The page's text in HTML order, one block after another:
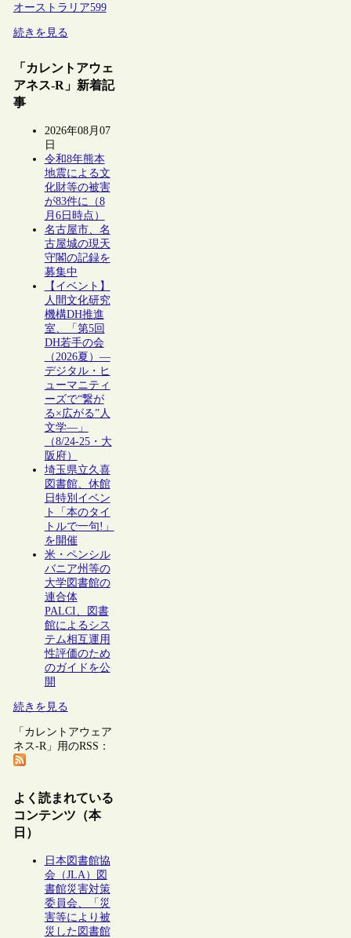
オーストラリア599
続きを見る
「カレントアウェ
アネス-R」新着記
事
2026年08月07
日
令和8年熊本
地震による文
化財等の被害
が83件に（8
月6日時点）
名古屋市、名
古屋城の現天
守閣の記録を
募集中
【イベント】
人間文化研究
機構DH推進
室、「第5回
DH若手の会
（2026夏）―
デジタル・ヒ
ューマニティ
ーズで“繋が
る×広がる”人
文学―」
（8/24-25・大
阪府）
埼玉県立久喜
図書館、休館
日特別イベン
ト「本のタイ
トルで一句!」
を開催
米・ペンシル
バニア州等の
大学図書館の
連合体
PALCI、図書
館によるシス
テム相互運用
性評価のため
のガイドを公
開
続きを見る
「カレントアウェア
ネス-R」用のRSS：
よく読まれている
コンテンツ（本
日）
日本図書館協
会（JLA）図
書館災害対策
委員会、「災
害等により被
災した図書館